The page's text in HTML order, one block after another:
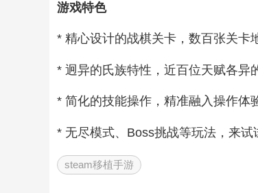
游戏特色
* 精心设计的战棋关卡，数百张关卡
* 迥异的氏族特性，近百位天赋各异
* 简化的技能操作，精准融入操作体
* 无尽模式、Boss挑战等玩法，来试
steam移植手游